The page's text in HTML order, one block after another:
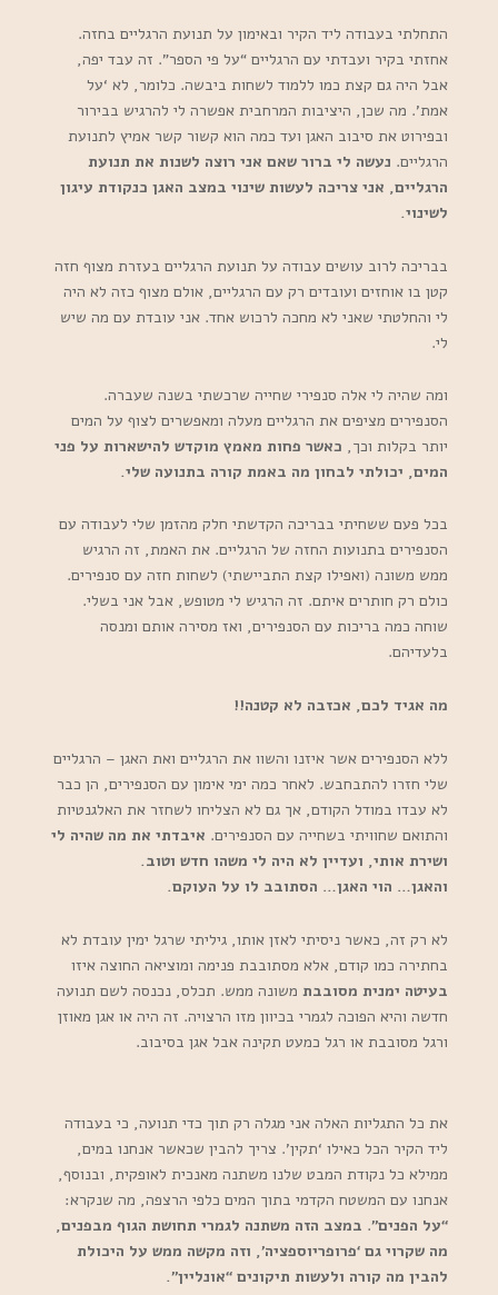
התחלתי בעבודה ליד הקיר ובאימון על תנועת הרגליים בחזה.
אחזתי בקיר ועבדתי עם הרגליים “על פי הספר”. זה עבד יפה,
אבל היה גם קצת כמו ללמוד לשחות ביבשה. כלומר, לא ‘על
אמת’. מה שכן, היציבות המרחבית אפשרה לי להרגיש בבירור
ובפירוט את סיבוב האגן ועד כמה הוא קשור קשר אמיץ לתנועת
הרגליים. נעשה לי ברור שאם אני רוצה לשנות את תנועת
הרגליים, אני צריכה לעשות שינוי במצב האגן כנקודת עיגון
לשינוי.
בבריכה לרוב עושים עבודה על תנועת הרגליים בעזרת מצוף חזה
קטן בו אוחזים ועובדים רק עם הרגליים, אולם מצוף כזה לא היה
לי והחלטתי שאני לא מחכה לרכוש אחד. אני עובדת עם מה שיש
לי.
ומה שהיה לי אלה סנפירי שחייה שרכשתי בשנה שעברה.
הסנפירים מציפים את הרגליים מעלה ומאפשרים לצוף על המים
יותר בקלות וכך, כאשר פחות מאמץ מוקדש להישארות על פני
המים, יכולתי לבחון מה באמת קורה בתנועה שלי.
בכל פעם ששחיתי בבריכה הקדשתי חלק מהזמן שלי לעבודה עם
הסנפירים בתנועות החזה של הרגליים. את האמת, זה הרגיש
ממש משונה (ואפילו קצת התביישתי) לשחות חזה עם סנפירים.
כולם רק חותרים איתם. זה הרגיש לי מטופש, אבל אני בשלי.
שוחה כמה בריכות עם הסנפירים, ואז מסירה אותם ומנסה
בלעדיהם.
מה אגיד לכם, אכזבה לא קטנה!!
ללא הסנפירים אשר איזנו והשוו את הרגליים ואת האגן – הרגליים
שלי חזרו להתבחבש. לאחר כמה ימי אימון עם הסנפירים, הן כבר
לא עבדו במודל הקודם, אך גם לא הצליחו לשחזר את האלגנטיות
והתואם שחוויתי בשחייה עם הסנפירים. איבדתי את מה שהיה לי
ושירת אותי, ועדיין לא היה לי משהו חדש וטוב.
והאגן… הוי האגן… הסתובב לו על העוקם.
לא רק זה, כאשר ניסיתי לאזן אותו, גיליתי שרגל ימין עובדת לא
בחתירה כמו קודם, אלא מסתובבת פנימה ומוציאה החוצה איזו
בעיטה ימנית מסובבתמשונה ממש. תכלס, נכנסה לשם תנועה
חדשה והיא הפוכה לגמרי בכיוון מזו הרצויה. זה היה או אגן מאוזן
ורגל מסובבת או רגל כמעט תקינה אבל אגן בסיבוב.
את כל התגליות האלה אני מגלה רק תוך כדי תנועה, כי בעבודה
ליד הקיר הכל כאילו ‘תקין’. צריך להבין שכאשר אנחנו במים,
ממילא כל נקודת המבט שלנו משתנה מאנכית לאופקית, ובנוסף,
אנחנו עם המשטח הקדמי בתוך המים כלפי הרצפה, מה שנקרא:
“על הפנים”. במצב הזה משתנה לגמרי תחושת הגוף מבפנים,
מה שקרוי גם ‘פרופריוספציה’, וזה מקשה ממש על היכולת
להבין מה קורה ולעשות תיקונים “אונליין”.